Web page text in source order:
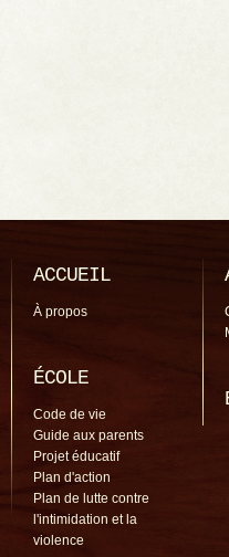
ACCUEIL
À propos
ÉCOLE
Code de vie
Guide aux parents
Projet éducatif
Plan d'action
Plan de lutte contre
l'intimidation et la
violence